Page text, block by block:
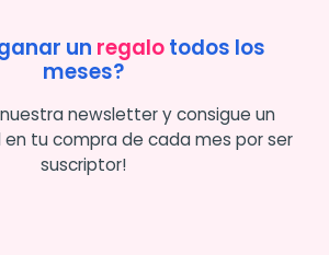
un regalotodos los
meses?
newsletter y consigue un
tu compra de cada mes por ser
suscriptor!